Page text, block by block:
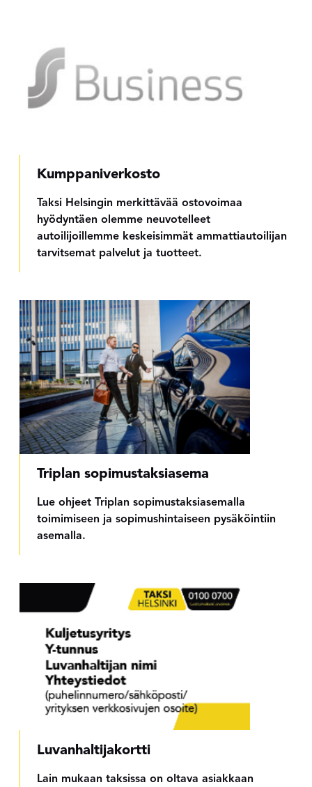
Kumppaniverkosto
Taksi Helsingin merkittävää ostovoimaa
hyödyntäen olemme neuvotelleet
autoilijoillemme keskeisimmät ammattiautoilijan
tarvitsemat palvelut ja tuotteet.
Triplan sopimustaksiasema
Lue ohjeet Triplan sopimustaksiasemalla
toimimiseen ja sopimushintaiseen pysäköintiin
asemalla.
Luvanhaltijakortti
Lain mukaan taksissa on oltava asiakkaan